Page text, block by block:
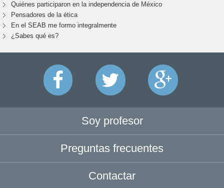
Quiénes participaron en la independencia de México
Pensadores de la ética
En el SEAB me formo integralmente
¿Sabes qué es?
Soy profesor
Preguntas frecuentes
Contactar